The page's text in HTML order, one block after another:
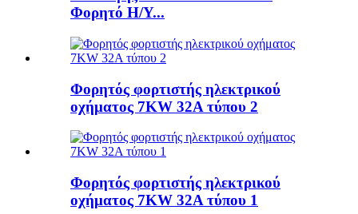
Φορητό Η/Υ...
Φορητός φορτιστής ηλεκτρικού
οχήματος 7KW 32A τύπου 2
Φορητός φορτιστής ηλεκτρικού
οχήματος 7KW 32A τύπου 1